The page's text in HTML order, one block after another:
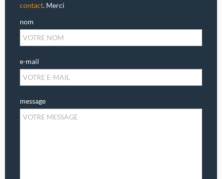
contact. Merci
nom
e-mail
message